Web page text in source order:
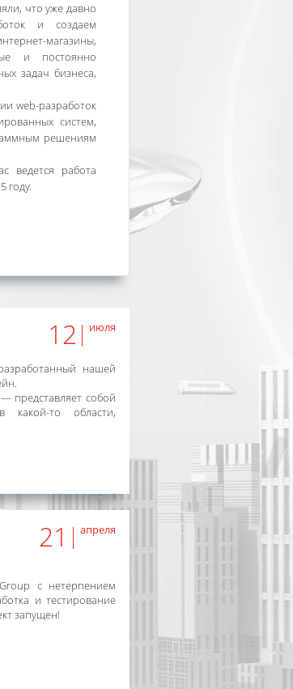
что уже давно
и создаем
магазины,
и постоянно
задач бизнеса,
web-разработок
систем,
решениям
ведется работа
году.
12 июля
нашей
представляет собой
какой-то области,
21 апреля
с нетерпением
и тестирование
запущен!